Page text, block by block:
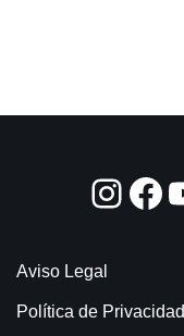
Aviso Legal
Política de Privacidad